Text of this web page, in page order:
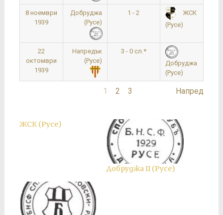
8 ноември
1939
Добруджа
(Русе)
1 - 2
ЖСК
(Русе)
22
октомври
1939
Напредък
(Русе)
3 - 0 сл.*
Добруджа
(Русе)
1 2 3 Напред
ЖСК (Русе)
Добруджа II (Русе)